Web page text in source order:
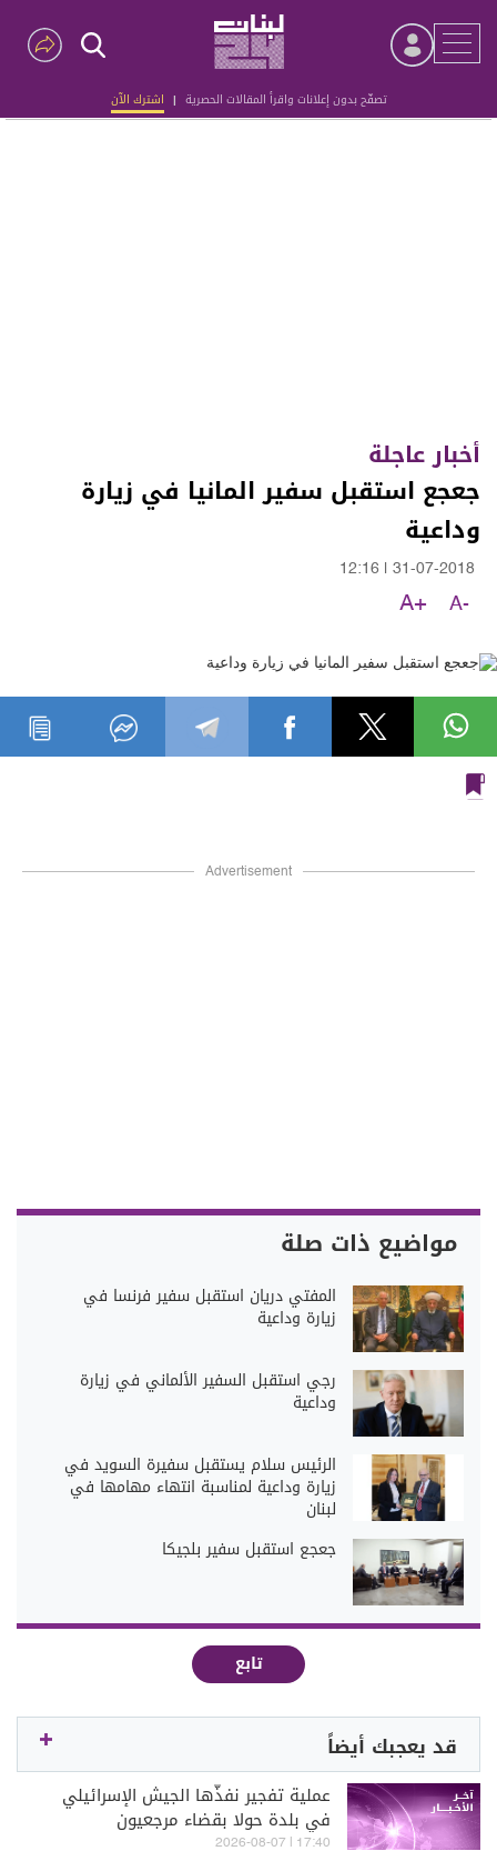
تصفّح بدون إعلانات واقرأ المقالات الحصرية | اشترك الآن
Advertisement
أخبار عاجلة
جعجع استقبل سفير المانيا في زيارة
وداعية
31-07-2018
12:16
A-
A+
Advertisement
مواضيع ذات صلة
المفتي دريان استقبل سفير فرنسا في
زيارة وداعية
رجي استقبل السفير الألماني في زيارة
وداعية
الرئيس سلام يستقبل سفيرة السويد في
زيارة وداعية لمناسبة انتهاء مهامها في
لبنان
جعجع استقبل سفير بلجيكا
تابع
قد يعجبك أيضاً
عملية تفجير نفذّها الجيش الإسرائيلي
في بلدة حولا بقضاء مرجعيون
17:40 | 2026-08-07